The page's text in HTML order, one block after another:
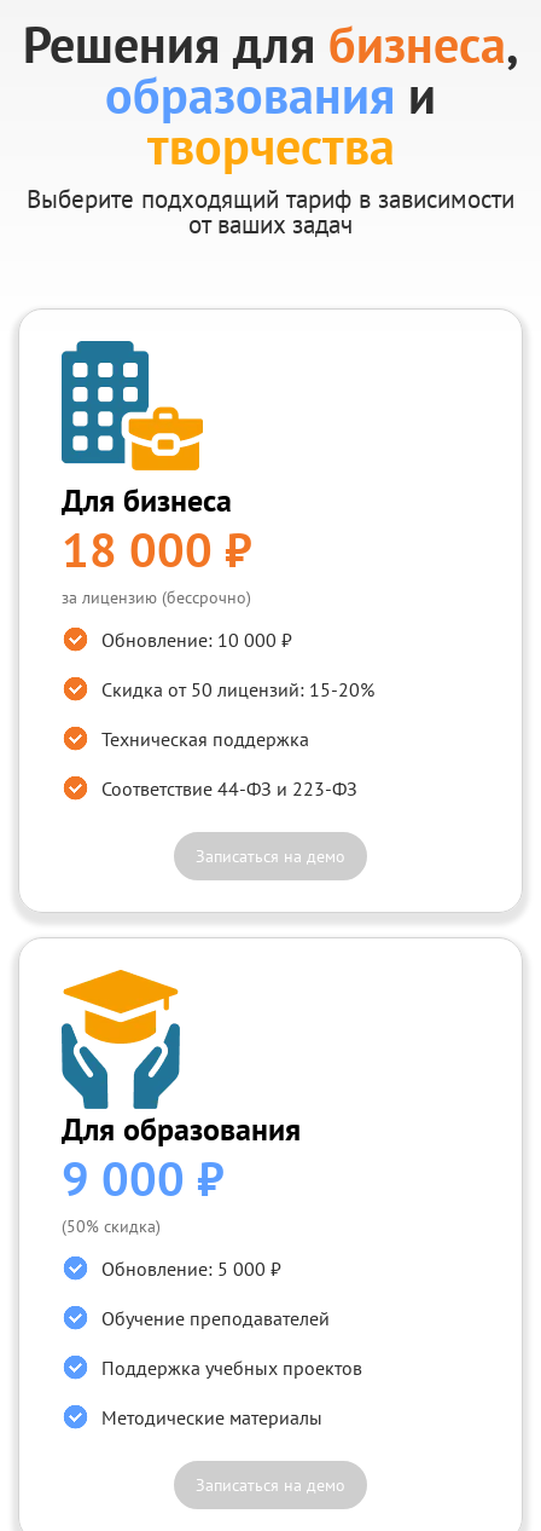
Решения для бизнеса,
образования и
творчества
Выберите подходящий тариф в зависимости
от ваших задач
Для бизнеса
18 000 ₽
за лицензию (бессрочно)
Обновление: 10 000 ₽
Скидка от 50 лицензий: 15-20%
Техническая поддержка
Соответствие 44-ФЗ и 223-ФЗ
Записаться на демо
Для образования
9 000 ₽
(50% скидка)
Обновление: 5 000 ₽
Обучение преподавателей
Поддержка учебных проектов
Методические материалы
Записаться на демо